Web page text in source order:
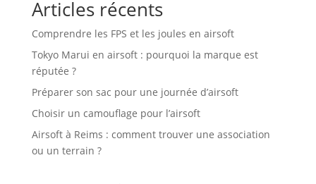
Articles récents
Comprendre les FPS et les joules en airsoft
Tokyo Marui en airsoft : pourquoi la marque est
réputée ?
Préparer son sac pour une journée d’airsoft
Choisir un camouflage pour l’airsoft
Airsoft à Reims : comment trouver une association
ou un terrain ?